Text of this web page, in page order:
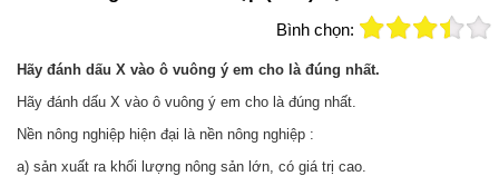
Bình chọn:
Hãy đánh dấu X vào ô vuông ý em cho là đúng nhất.
Hãy đánh dấu X vào ô vuông ý em cho là đúng nhất.
Nền nông nghiệp hiện đại là nền nông nghiệp :
a) sản xuất ra khối lượng nông sản lớn, có giá trị cao.